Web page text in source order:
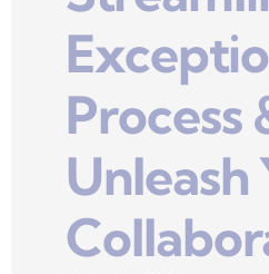
Process
Unleash